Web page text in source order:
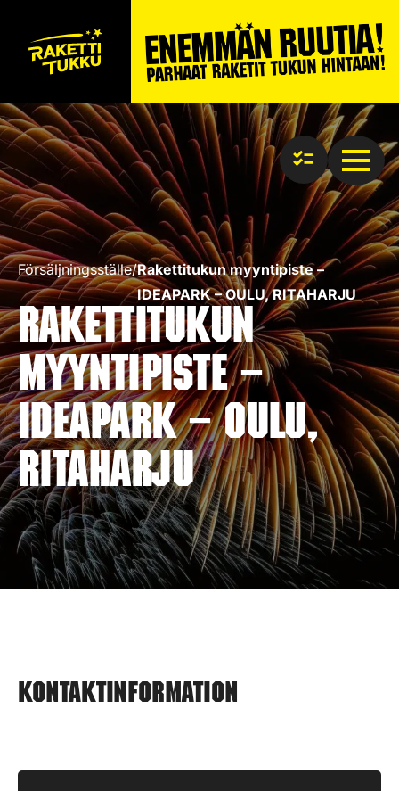
Försäljningsställe/Rakettitukun myyntipiste –
IDEAPARK – OULU, RITAHARJU
Rakettitukun
myyntipiste –
IDEAPARK – OULU,
RITAHARJU
Kontaktinformation